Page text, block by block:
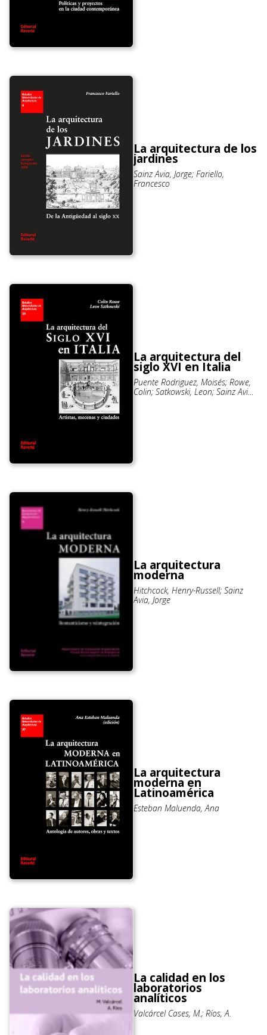
La arquitectura de los
jardines
Sainz Avia, Jorge; Fariello,
Francesco
La arquitectura del
siglo XVI en Italia
Puente Rodriguez, Moisés; Rowe,
Colin; Satkowski, Leon; Sainz Avia,
La arquitectura
moderna
Hitchcock, Henry-Russell; Sainz
Avia, Jorge
La arquitectura
moderna en
Latinoamérica
Esteban Maluenda, Ana
La calidad en los
laboratorios
analíticos
Valcárcel Cases, M.; Ríos, A.